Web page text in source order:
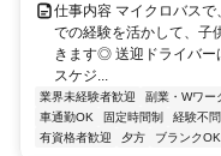
仕事内容 マイクロバス
での経験を活かして、子
きます◎ 送迎ドライバー
スケジ...
業界未経験者歓迎 副業・Wワー
車通勤OK
固定時間制 経験不問
有資格者歓迎
夕方 ブランクOK